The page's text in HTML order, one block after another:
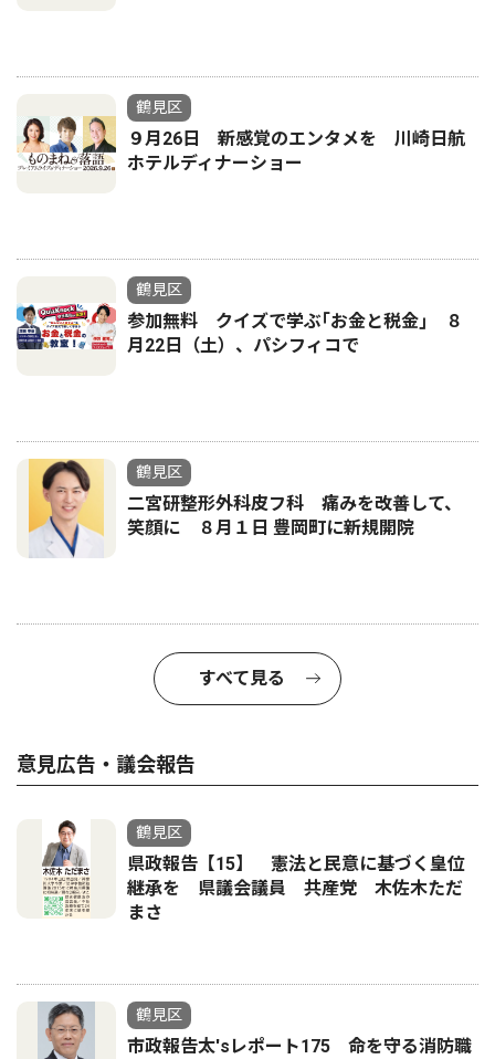
鶴見区
９月26日 新感覚のエンタメを 川崎日航
ホテルディナーショー
鶴見区
参加無料 クイズで学ぶ｢お金と税金｣ ８
月22日（土）、パシフィコで
鶴見区
二宮研整形外科皮フ科 痛みを改善して、
笑顔に ８月１日 豊岡町に新規開院
すべて見る
意見広告・議会報告
鶴見区
県政報告【15】 憲法と民意に基づく皇位
継承を 県議会議員 共産党 木佐木ただ
まさ
鶴見区
市政報告太'sレポート175 命を守る消防職